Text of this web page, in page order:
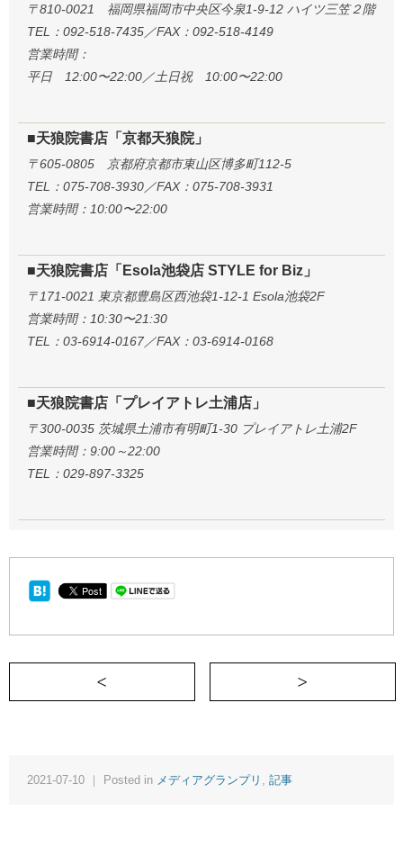
〒810-0021 福岡県福岡市中央区今泉1-9-12 ハイツ三笠２階
TEL：092-518-7435／FAX：092-518-4149
営業時間：
平日 12:00〜22:00／土日祝 10:00〜22:00
■天狼院書店「京都天狼院」
〒605-0805 京都府京都市東山区博多町112-5
TEL：075-708-3930／FAX：075-708-3931
営業時間：10:00〜22:00
■天狼院書店「Esola池袋店 STYLE for Biz」
〒171-0021 東京都豊島区西池袋1-12-1 Esola池袋2F
営業時間：10:30〜21:30
TEL：03-6914-0167／FAX：03-6914-0168
■天狼院書店「プレイアトレ土浦店」
〒300-0035 茨城県土浦市有明町1-30 プレイアトレ土浦2F
営業時間：9:00～22:00
TEL：029-897-3325
＜ 私が葬儀司会を辞めた理由
2021-07-10 ｜ Posted in メディアグランプリ 記事